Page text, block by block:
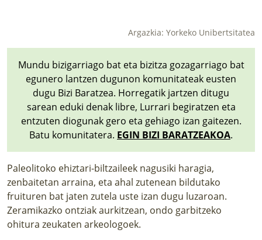
Argazkia: Yorkeko Unibertsitatea
Mundu bizigarriago bat eta bizitza gozagarriago bat
egunero lantzen dugunon komunitateak eusten
dugu Bizi Baratzea. Horregatik jartzen ditugu
sarean eduki denak libre, Lurrari begiratzen eta
entzuten diogunak gero eta gehiago izan gaitezen.
Batu komunitatera. EGIN BIZI BARATZEAKOA.
Paleolitoko ehiztari-biltzaileek nagusiki haragia,
zenbaitetan arraina, eta ahal zutenean bildutako
fruituren bat jaten zutela uste izan dugu luzaroan.
Zeramikazko ontziak aurkitzean, ondo garbitzeko
ohitura zeukaten arkeologoek.